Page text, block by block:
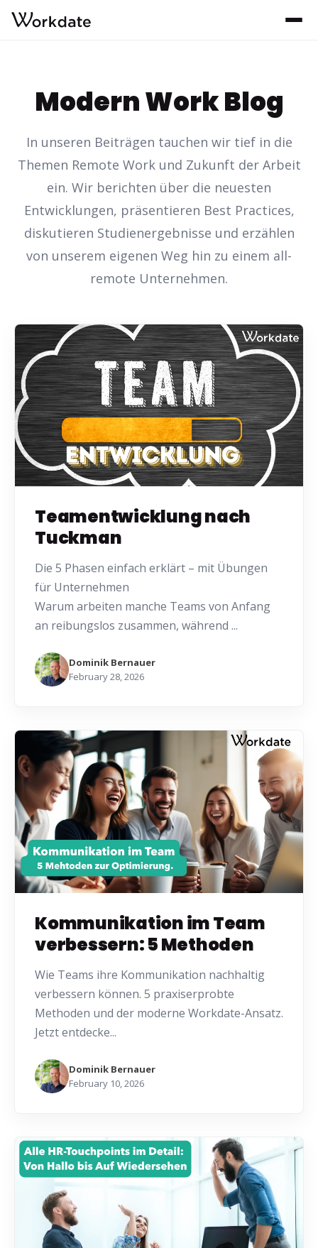
Modern Work Blog
In unseren Beiträgen tauchen wir tief in die
Themen Remote Work und Zukunft der Arbeit
ein. Wir berichten über die neuesten
Entwicklungen, präsentieren Best Practices,
diskutieren Studienergebnisse und erzählen
von unserem eigenen Weg hin zu einem all-
remote Unternehmen.
Teamentwicklung nach
Tuckman
Die 5 Phasen einfach erklärt – mit Übungen
für Unternehmen
Warum arbeiten manche Teams von Anfang
an reibungslos zusammen, während ...
Dominik Bernauer
February 28, 2026
Kommunikation im Team
verbessern: 5 Methoden
Wie Teams ihre Kommunikation nachhaltig
verbessern können. 5 praxiserprobte
Methoden und der moderne Workdate-Ansatz.
Jetzt entdecke...
Dominik Bernauer
February 10, 2026